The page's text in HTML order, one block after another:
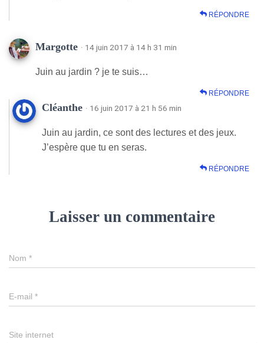
RÉPONDRE
Margotte · 14 juin 2017 à 14 h 31 min
Juin au jardin ? je te suis…
RÉPONDRE
Cléanthe · 16 juin 2017 à 21 h 56 min
Juin au jardin, ce sont des lectures et des jeux.
J’espère que tu en seras.
RÉPONDRE
Laisser un commentaire
Nom *
E-mail *
Site internet